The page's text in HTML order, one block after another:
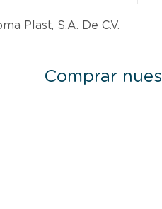
Plast, S.A. De C.V.
Comprar